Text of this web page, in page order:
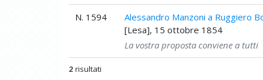
N. 1594
Alessandro Manzoni a Ruggiero
[Lesa], 15 ottobre 1854
La vostra proposta conviene a tutti
2 risultati